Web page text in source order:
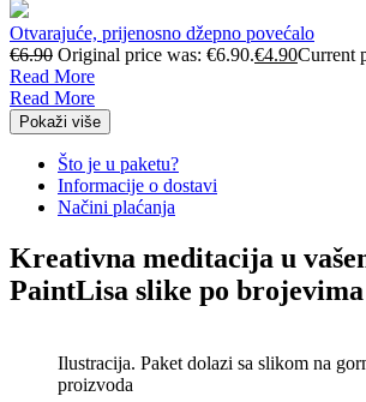
Otvarajuće, prijenosno džepno povećalo
€6.90 Original price was: €6.90.€4.90Current
Read More
Read More
Pokaži više
Što je u paketu?
Informacije o dostavi
Načini plaćanja
Kreativna meditacija u
PaintLisa slike po brojevima
Ilustracija. Paket dolazi sa slikom na
proizvoda